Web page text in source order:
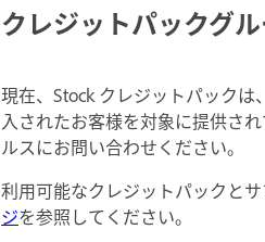
クレジットパックグ
現在、Stock クレジットパックは、
入されたお客様を対象に提供さ
ルスにお問い合わせください。
利用可能なクレジットパックと
ジを参照してください。